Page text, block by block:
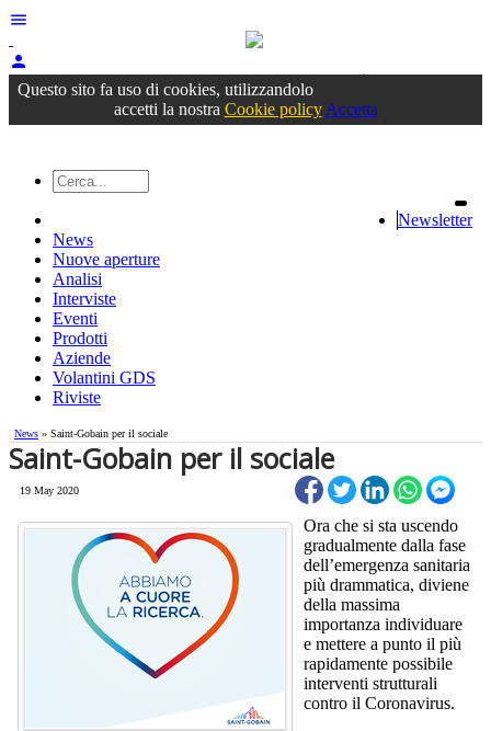
menu
person
Accedioppure registrati
Questo sito fa uso di cookies, utilizzandolo
accetti la nostra Cookie policy Accetta
Newsletter
News
Nuove aperture
Analisi
Interviste
Eventi
Prodotti
Aziende
Volantini GDS
Riviste
News » Saint-Gobain per il sociale
Saint-Gobain per il sociale
19 May 2020
Ora che si sta uscendo
gradualmente dalla fase
dell’emergenza sanitaria
più drammatica, diviene
della massima
importanza individuare
e mettere a punto il più
rapidamente possibile
interventi strutturali
contro il Coronavirus.